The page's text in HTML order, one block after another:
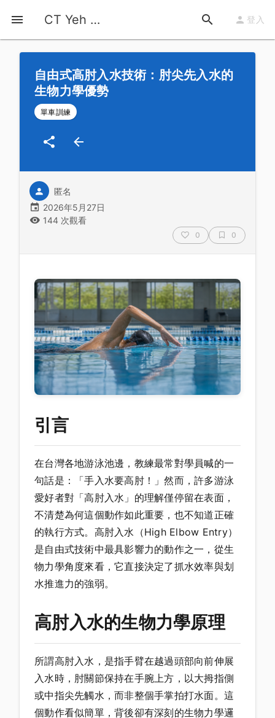
CT Yeh 公路車基地 登入
首頁 運動知識
自由式高肘入水技術：肘尖先入水的
生物力學優勢
單車訓練
匿名
2026年5月27日
144 次觀看
0 0
引言
在台灣各地游泳池邊，教練最常對學員喊的一
句話是：「手入水要高肘！」然而，許多游泳
愛好者對「高肘入水」的理解僅停留在表面，
不清楚為何這個動作如此重要，也不知道正確
的執行方式。高肘入水（High Elbow Entry）
是自由式技術中最具影響力的動作之一，從生
物力學角度來看，它直接決定了抓水效率與划
水推進力的強弱。
高肘入水的生物力學原理
所謂高肘入水，是指手臂在越過頭部向前伸展
入水時，肘關節保持在手腕上方，以大拇指側
或中指尖先觸水，而非整個手掌拍打水面。這
個動作看似簡單，背後卻有深刻的生物力學邏